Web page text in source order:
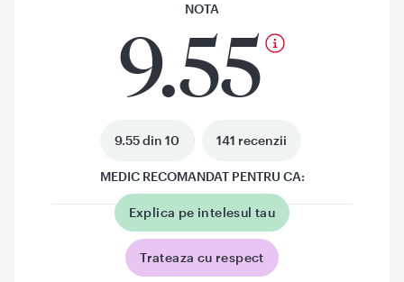
NOTA
9.55
9.55 din 10 141 recenzii
MEDIC RECOMANDAT PENTRU CA:
Explica pe intelesul tau
Trateaza cu respect